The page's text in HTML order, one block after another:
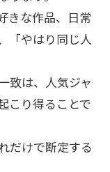
きな作品、日常
「やはり同じ人
致は、人気ジャ
こり得ることで
だけで断定する